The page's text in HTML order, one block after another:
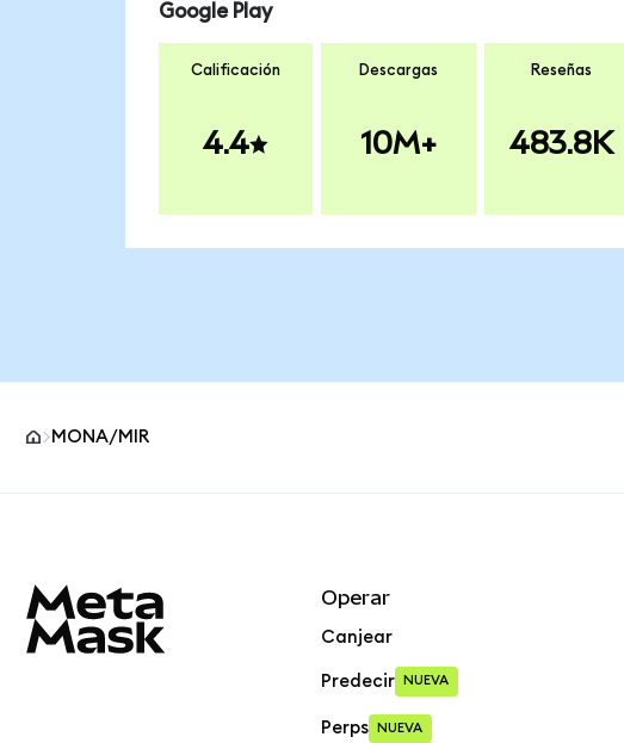
Google Play
Calificación
4.4
Descargas
10M+
Reseñas
483.8K
MONA/MIR
Operar
Canjear
Predecir NUEVA
Perps NUEVA